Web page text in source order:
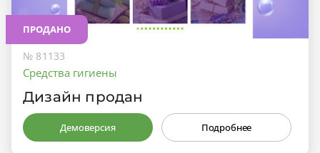
ПРОДАНО
№ 81133
Средства гигиены
Дизайн продан
Демоверсия Подробнее